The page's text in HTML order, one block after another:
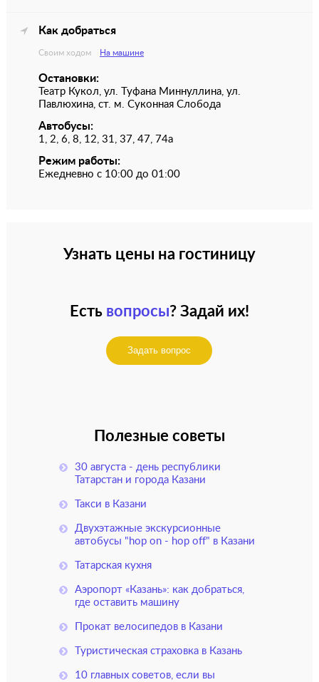
Как добраться
Своим ходом На машине
Остановки:
Театр Кукол, ул. Туфана Миннуллина, ул.
Павлюхина, ст. м. Суконная Слобода
Автобусы:
1, 2, 6, 8, 12, 31, 37, 47, 74а
Режим работы:
Ежедневно с 10:00 до 01:00
Узнать цены на гостиницу
Есть вопросы? Задай их!
Задать вопрос
Полезные советы
30 августа - день республики
Татарстан и города Казани
Такси в Казани
Двухэтажные экскурсионные
автобусы "hop on - hop off" в Казани
Татарская кухня
Аэропорт «Казань»: как добраться,
где оставить машину
Прокат велосипедов в Казани
Туристическая страховка в Казань
10 главных советов, если вы